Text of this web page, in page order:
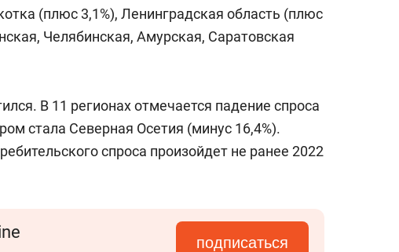
(плюс 3,1%), Ленинградская область (плюс
Челябинская, Амурская, Саратовская
В 11 регионах отмечается падение спроса
стала Северная Осетия (минус 16,4%).
спроса произойдет не ранее 2022
подписаться